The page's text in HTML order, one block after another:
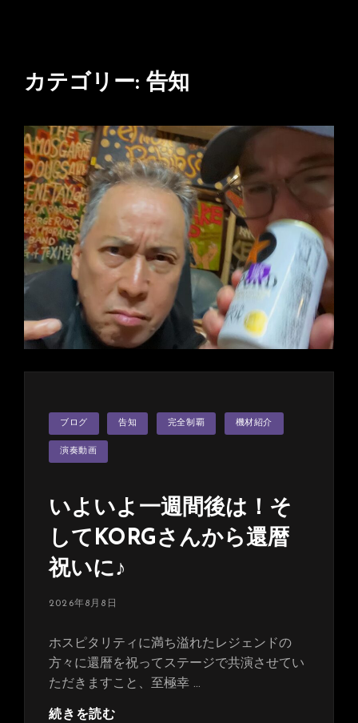
カテゴリー: 告知
カ
ゴ
ー
ブログ 告知 完全制覇 機材紹介
演奏動画
いよいよ一週間後は！そ
してKORGさんから還暦
祝いに♪
投
2026年8月8日
ホスピタリティに満ち溢れたレジェンドの
方々に還暦を祝ってステージで共演させてい
ただきますこと、至極幸 …
続きを読む